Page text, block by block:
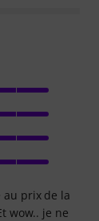
prix de la
wow.. je ne